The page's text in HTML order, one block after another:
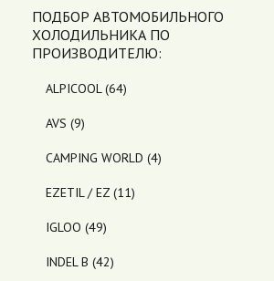
ПОДБОР АВТОМОБИЛЬНОГО
ХОЛОДИЛЬНИКА ПO
ПРОИЗВОДИТЕЛЮ:
ALPICOOL(64)
AVS (9)
CAMPING WORLD (4)
EZETIL / EZ (11)
IGLOO (49)
INDEL B (42)